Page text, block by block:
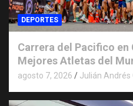
DEPORTES
Carrera del Pacifico en
Mejores Atletas del
agosto 7, 2026 Julián Andrés